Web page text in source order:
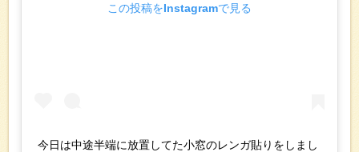
この投稿をInstagramで見る
今日は中途半端に放置してた小窓のレンガ貼りをしまし